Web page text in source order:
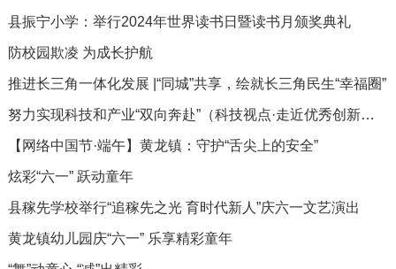
县振宁小学：举行2024年世界读书日暨读书月颁奖典礼
防校园欺凌 为成长护航
推进长三角一体化发展 |“同城”共享，绘就长三角民生“幸福圈”
努力实现科技和产业“双向奔赴”（科技视点·走近优秀创新团队）
【网络中国节·端午】黄龙镇：守护“舌尖上的安全”
炫彩“六一” 跃动童年
县稼先学校举行“追稼先之光 育时代新人”庆六一文艺演出
黄龙镇幼儿园庆“六一” 乐享精彩童年